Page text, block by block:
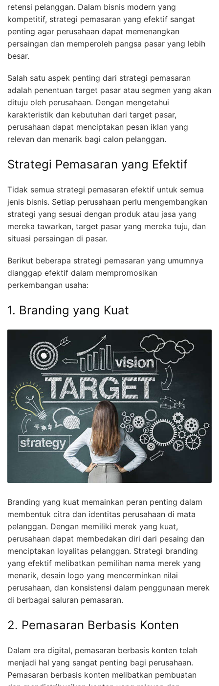
retensi pelanggan. Dalam bisnis modern yang
kompetitif, strategi pemasaran yang efektif sangat
penting agar perusahaan dapat memenangkan
persaingan dan memperoleh pangsa pasar yang lebih
besar.
Salah satu aspek penting dari strategi pemasaran
adalah penentuan target pasar atau segmen yang akan
dituju oleh perusahaan. Dengan mengetahui
karakteristik dan kebutuhan dari target pasar,
perusahaan dapat menciptakan pesan iklan yang
relevan dan menarik bagi calon pelanggan.
Strategi Pemasaran yang Efektif
Tidak semua strategi pemasaran efektif untuk semua
jenis bisnis. Setiap perusahaan perlu mengembangkan
strategi yang sesuai dengan produk atau jasa yang
mereka tawarkan, target pasar yang mereka tuju, dan
situasi persaingan di pasar.
Berikut beberapa strategi pemasaran yang umumnya
dianggap efektif dalam mempromosikan
perkembangan usaha:
1. Branding yang Kuat
Branding yang kuat memainkan peran penting dalam
membentuk citra dan identitas perusahaan di mata
pelanggan. Dengan memiliki merek yang kuat,
perusahaan dapat membedakan diri dari pesaing dan
menciptakan loyalitas pelanggan. Strategi branding
yang efektif melibatkan pemilihan nama merek yang
menarik, desain logo yang mencerminkan nilai
perusahaan, dan konsistensi dalam penggunaan merek
di berbagai saluran pemasaran.
2. Pemasaran Berbasis Konten
Dalam era digital, pemasaran berbasis konten telah
menjadi hal yang sangat penting bagi perusahaan.
Pemasaran berbasis konten melibatkan pembuatan